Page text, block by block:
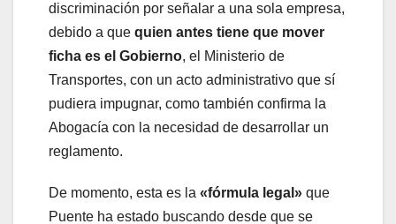
discriminación por señalar a una sola empresa,
debido a que quien antes tiene que mover
ficha es el Gobierno, el Ministerio de
Transportes, con un acto administrativo que sí
pudiera impugnar, como también confirma la
Abogacía con la necesidad de desarrollar un
reglamento.
De momento, esta es la «fórmula legal» que
Puente ha estado buscando desde que se